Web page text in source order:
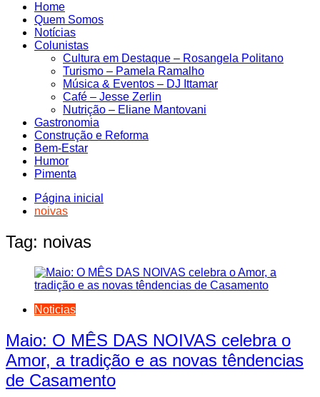
Home
Quem Somos
Notícias
Colunistas
Cultura em Destaque – Rosangela Politano
Turismo – Pamela Ramalho
Música & Eventos – DJ Ittamar
Café – Jesse Zerlin
Nutrição – Eliane Mantovani
Gastronomia
Construção e Reforma
Bem-Estar
Humor
Pimenta
Página inicial
noivas
Tag: noivas
Noticias
Maio: O MÊS DAS NOIVAS celebra o
Amor, a tradição e as novas têndencias
de Casamento